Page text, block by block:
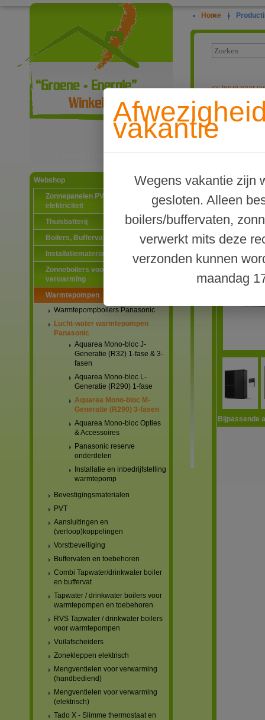
Webshop
Zonnepanelen PV-systemen
elektriciteit
Thuisbatterij
Boilers, Buffervaten en toebehoren
Installatiematerialen
Zonneboilers voor warmtapwater en
verwarming
Warmtepompen
Warmtepompboilers Panasonic
Lucht-water warmtepompen
Panasonic
Aquarea Mono-bloc J-
Generatie (R32) 1-fase & 3-
fasen
Aquarea Mono-bloc L-
Generatie (R290) 1-fase
Aquarea Mono-bloc M-
Generatie (R290) 3-fasen
Aquarea Mono-bloc Opties
& Accessoires
Panasonic reserve
onderdelen
Installatie en inbedrijfstelling
warmtepomp
Bevestigingsmaterialen
PVT
Aansluitingen en
(verloop)koppelingen
Vorstbeveiliging
Buffervaten en toebehoren
Combi Tapwater/drinkwater boiler
en buffervat
Tapwater / drinkwater boilers voor
warmtepompen en toebehoren
RVS Tapwater / drinkwater boilers
voor warmtepompen
Vuilafscheiders
Zonekleppen elektrisch
Mengventielen voor verwarming
(handbediend)
Mengventielen voor verwarming
(elektrisch)
Tado X - Slimme thermostaat en
Home |
vakantie
Wegens vakantie zijn
gesloten. Alleen
boilers/buffervaten,
verwerkt mits deze
verzonden kunnen
maandag
<<terug naar
Panasonic 3-
incl.
Bijpassende